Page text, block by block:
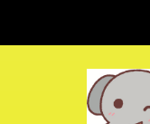
園での生活